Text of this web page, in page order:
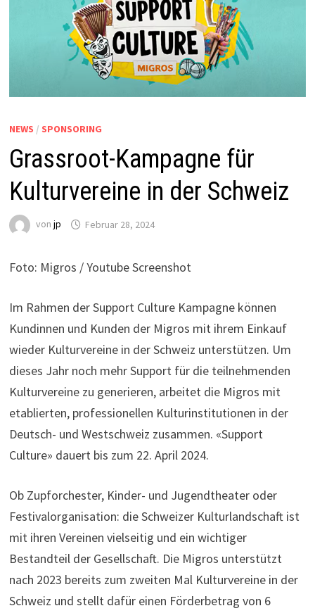
NEWS / SPONSORING
Grassroot-Kampagne für
Kulturvereine in der Schweiz
vonjp Februar 28, 2024
Foto: Migros / Youtube Screenshot
Im Rahmen der Support Culture Kampagne können
Kundinnen und Kunden der Migros mit ihrem Einkauf
wieder Kulturvereine in der Schweiz unterstützen. Um
dieses Jahr noch mehr Support für die teilnehmenden
Kulturvereine zu generieren, arbeitet die Migros mit
etablierten, professionellen Kulturinstitutionen in der
Deutsch- und Westschweiz zusammen. «Support
Culture» dauert bis zum 22. April 2024.
Ob Zupforchester, Kinder- und Jugendtheater oder
Festivalorganisation: die Schweizer Kulturlandschaft ist
mit ihren Vereinen vielseitig und ein wichtiger
Bestandteil der Gesellschaft. Die Migros unterstützt
nach 2023 bereits zum zweiten Mal Kulturvereine in der
Schweiz und stellt dafür einen Förderbetrag von 6